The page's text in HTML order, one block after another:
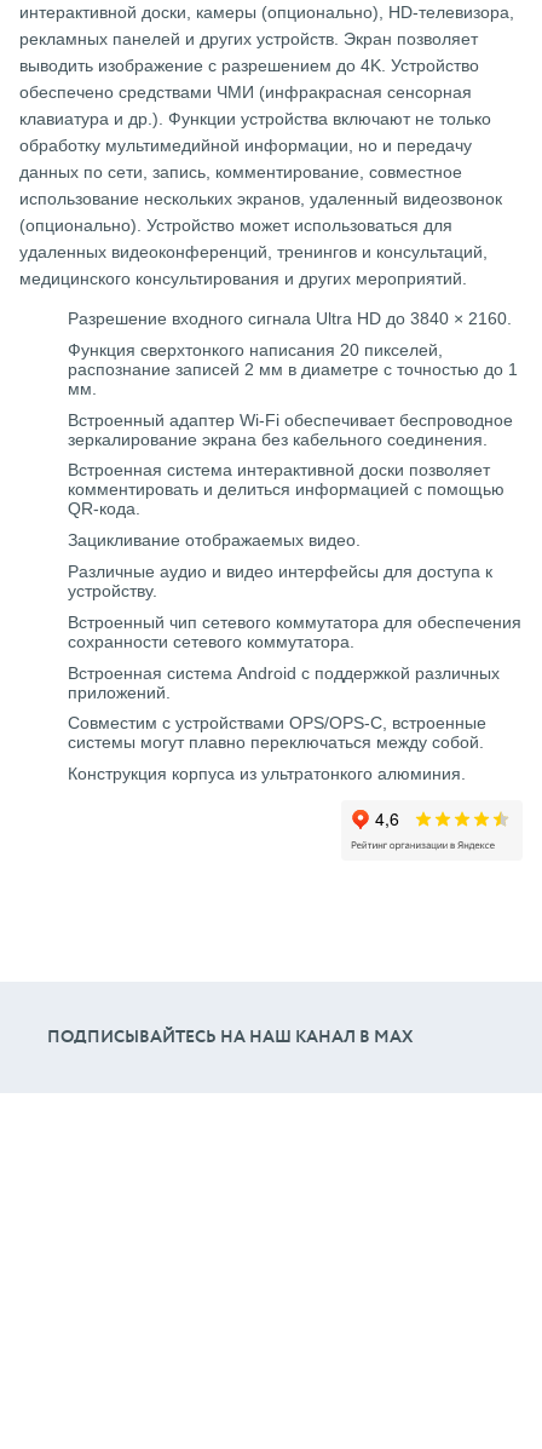
интерактивной доски, камеры (опционально), HD-телевизора,
рекламных панелей и других устройств. Экран позволяет
выводить изображение с разрешением до 4K. Устройство
обеспечено средствами ЧМИ (инфракрасная сенсорная
клавиатура и др.). Функции устройства включают не только
обработку мультимедийной информации, но и передачу
данных по сети, запись, комментирование, совместное
использование нескольких экранов, удаленный видеозвонок
(опционально). Устройство может использоваться для
удаленных видеоконференций, тренингов и консультаций,
медицинского консультирования и других мероприятий.
Разрешение входного сигнала Ultra HD до 3840 × 2160.
Функция сверхтонкого написания 20 пикселей,
распознание записей 2 мм в диаметре с точностью до 1
мм.
Встроенный адаптер Wi-Fi обеспечивает беспроводное
зеркалирование экрана без кабельного соединения.
Встроенная система интерактивной доски позволяет
комментировать и делиться информацией с помощью
QR-кода.
Зацикливание отображаемых видео.
Различные аудио и видео интерфейсы для доступа к
устройству.
Встроенный чип сетевого коммутатора для обеспечения
сохранности сетевого коммутатора.
Встроенная система Android с поддержкой различных
приложений.
Совместим с устройствами OPS/OPS-C, встроенные
системы могут плавно переключаться между собой.
Конструкция корпуса из ультратонкого алюминия.
ПОДПИСЫВАЙТЕСЬ НА НАШ КАНАЛ В МАХ